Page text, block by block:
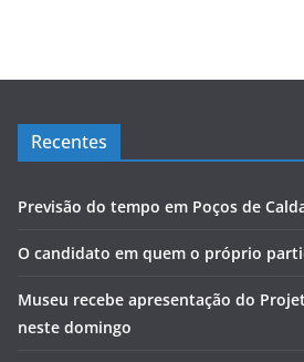
Recentes
Previsão do tempo em Poços de
O candidato em quem o próprio
Museu recebe apresentação do
neste domingo